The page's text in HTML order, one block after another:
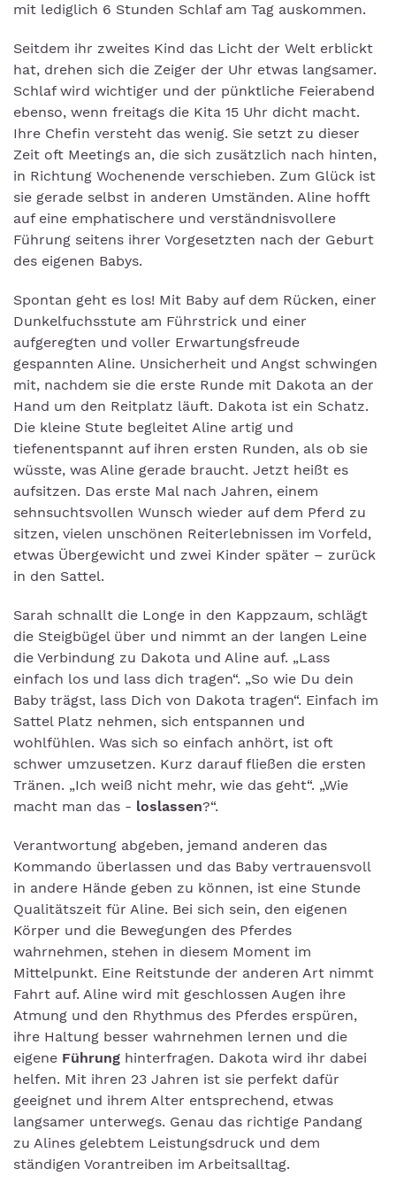
mit lediglich 6 Stunden Schlaf am Tag auskommen.
Seitdem ihr zweites Kind das Licht der Welt erblickt
hat, drehen sich die Zeiger der Uhr etwas langsamer.
Schlaf wird wichtiger und der pünktliche Feierabend
ebenso, wenn freitags die Kita 15 Uhr dicht macht.
Ihre Chefin versteht das wenig. Sie setzt zu dieser
Zeit oft Meetings an, die sich zusätzlich nach hinten,
in Richtung Wochenende verschieben. Zum Glück ist
sie gerade selbst in anderen Umständen. Aline hofft
auf eine emphatischere und verständnisvollere
Führung seitens ihrer Vorgesetzten nach der Geburt
des eigenen Babys.
Spontan geht es los! Mit Baby auf dem Rücken, einer
Dunkelfuchsstute am Führstrick und einer
aufgeregten und voller Erwartungsfreude
gespannten Aline. Unsicherheit und Angst schwingen
mit, nachdem sie die erste Runde mit Dakota an der
Hand um den Reitplatz läuft. Dakota ist ein Schatz.
Die kleine Stute begleitet Aline artig und
tiefenentspannt auf ihren ersten Runden, als ob sie
wüsste, was Aline gerade braucht. Jetzt heißt es
aufsitzen. Das erste Mal nach Jahren, einem
sehnsuchtsvollen Wunsch wieder auf dem Pferd zu
sitzen, vielen unschönen Reiterlebnissen im Vorfeld,
etwas Übergewicht und zwei Kinder später – zurück
in den Sattel.
Sarah schnallt die Longe in den Kappzaum, schlägt
die Steigbügel über und nimmt an der langen Leine
die Verbindung zu Dakota und Aline auf. „Lass
einfach los und lass dich tragen“. „So wie Du dein
Baby trägst, lass Dich von Dakota tragen“. Einfach im
Sattel Platz nehmen, sich entspannen und
wohlfühlen. Was sich so einfach anhört, ist oft
schwer umzusetzen. Kurz darauf fließen die ersten
Tränen. „Ich weiß nicht mehr, wie das geht“. „Wie
macht man das - loslassen?“.
Verantwortung abgeben, jemand anderen das
Kommando überlassen und das Baby vertrauensvoll
in andere Hände geben zu können, ist eine Stunde
Qualitätszeit für Aline. Bei sich sein, den eigenen
Körper und die Bewegungen des Pferdes
wahrnehmen, stehen in diesem Moment im
Mittelpunkt. Eine Reitstunde der anderen Art nimmt
Fahrt auf. Aline wird mit geschlossen Augen ihre
Atmung und den Rhythmus des Pferdes erspüren,
ihre Haltung besser wahrnehmen lernen und die
eigene Führung hinterfragen. Dakota wird ihr dabei
helfen. Mit ihren 23 Jahren ist sie perfekt dafür
geeignet und ihrem Alter entsprechend, etwas
langsamer unterwegs. Genau das richtige Pandang
zu Alines gelebtem Leistungsdruck und dem
ständigen Vorantreiben im Arbeitsalltag.